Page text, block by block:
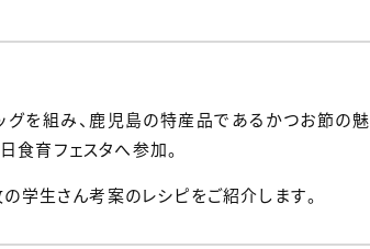
を組み、鹿児島の特産品であるかつお節の魅
食育フェスタへ参加。
生さん考案のレシピをご紹介します。